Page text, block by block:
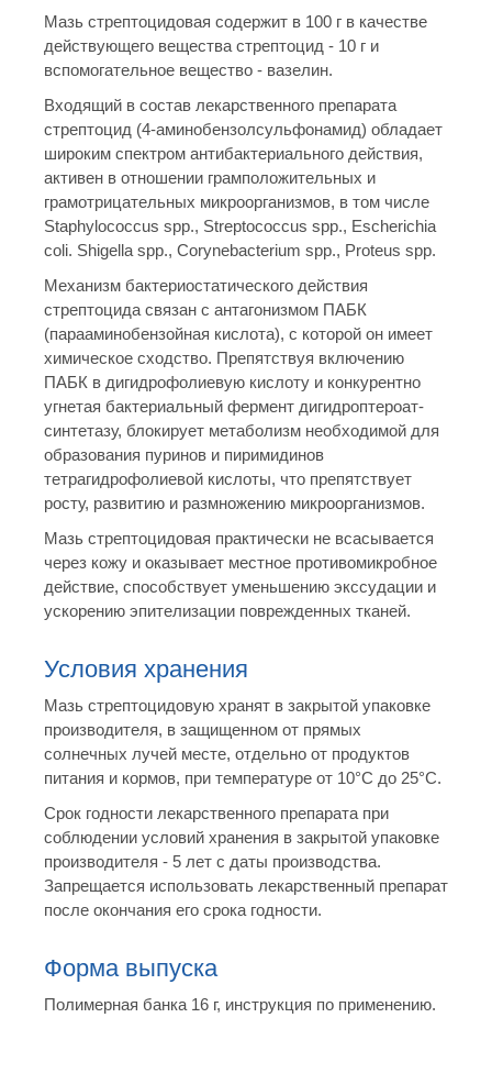
Мазь стрептоцидовая содержит в 100 г в качестве
действующего вещества стрептоцид - 10 г и
вспомогательное вещество - вазелин.
Входящий в состав лекарственного препарата
стрептоцид (4-аминобензолсульфонамид) обладает
широким спектром антибактериального действия,
активен в отношении грамположительных и
грамотрицательных микроорганизмов, в том числе
Staphylococcus spp., Streptococcus spp., Escherichia
coli. Shigella spp., Corynebacterium spp., Proteus spp.
Механизм бактериостатического действия
стрептоцида связан с антагонизмом ПАБК
(парааминобензойная кислота), с которой он имеет
химическое сходство. Препятствуя включению
ПАБК в дигидрофолиевую кислоту и конкурентно
угнетая бактериальный фермент дигидроптероат-
синтетазу, блокирует метаболизм необходимой для
образования пуринов и пиримидинов
тетрагидрофолиевой кислоты, что препятствует
росту, развитию и размножению микроорганизмов.
Мазь стрептоцидовая практически не всасывается
через кожу и оказывает местное противомикробное
действие, способствует уменьшению экссудации и
ускорению эпителизации поврежденных тканей.
Условия хранения
Мазь стрептоцидовую хранят в закрытой упаковке
производителя, в защищенном от прямых
солнечных лучей месте, отдельно от продуктов
питания и кормов, при температуре от 10°С до 25°С.
Срок годности лекарственного препарата при
соблюдении условий хранения в закрытой упаковке
производителя - 5 лет с даты производства.
Запрещается использовать лекарственный препарат
после окончания его срока годности.
Форма выпуска
Полимерная банка 16 г, инструкция по применению.